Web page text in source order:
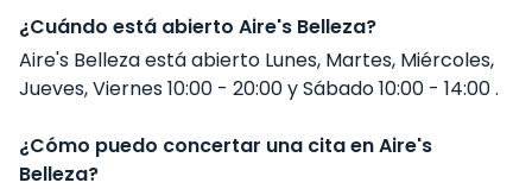
¿Cuándo está abierto Aire's Belleza?
Aire's Belleza está abierto Lunes, Martes, Miércoles,
Jueves, Viernes 10:00 - 20:00 y Sábado 10:00 - 14:00 .
¿Cómo puedo concertar una cita en Aire's
Belleza?